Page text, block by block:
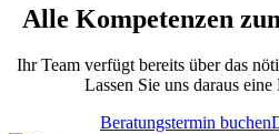
Alle Kompetenzen
Ihr Team verfügt bereits über das
Lassen Sie uns daraus
Beratungstermin buchen